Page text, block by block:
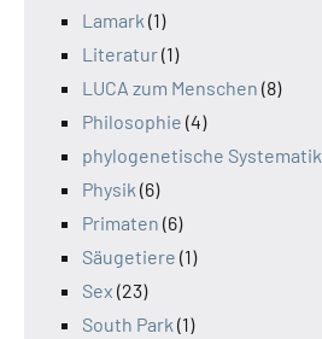
Lamark (1)
Literatur(1)
LUCA zum Menschen (8)
Philosophie (4)
phylogenetische Systematik
Physik (6)
Primaten (6)
Säugetiere (1)
Sex (23)
South Park (1)